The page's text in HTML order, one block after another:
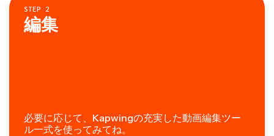
STEP 2
編集
必要に応じて、Kapwingの充実した動画編集ツー
ル一式を使ってみてね。